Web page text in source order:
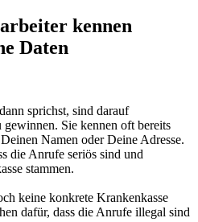
kennen
Daten
sprichst, sind darauf
Sie kennen oft bereits
Namen oder Deine Adresse.
die Anrufe seriös sind und
stammen.
keine konkrete Krankenkasse
dafür, dass die Anrufe illegal sind